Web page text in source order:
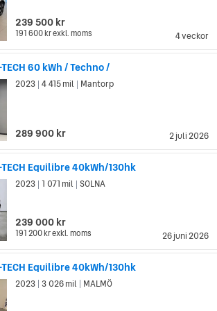
4 veckor
239 500 kr
191 600 krexkl. moms
60 kWh / Techno /
2 juli 2026
2023 4 415 mil Mantorp
289 900 kr
Equilibre 40kWh/130hk
26 juni 2026
2023 1 071 mil SOLNA
239 000 kr
191 200 krexkl. moms
Equilibre 40kWh/130hk
2023 3 026 mil MALMÖ